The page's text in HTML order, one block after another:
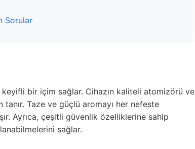
Sorular
bir içim sağlar. Cihazın kaliteli atomizörü ve
Taze ve güçlü aromayı her nefeste
Ayrıca, çeşitli güvenlik özelliklerine sahip
sağlar.